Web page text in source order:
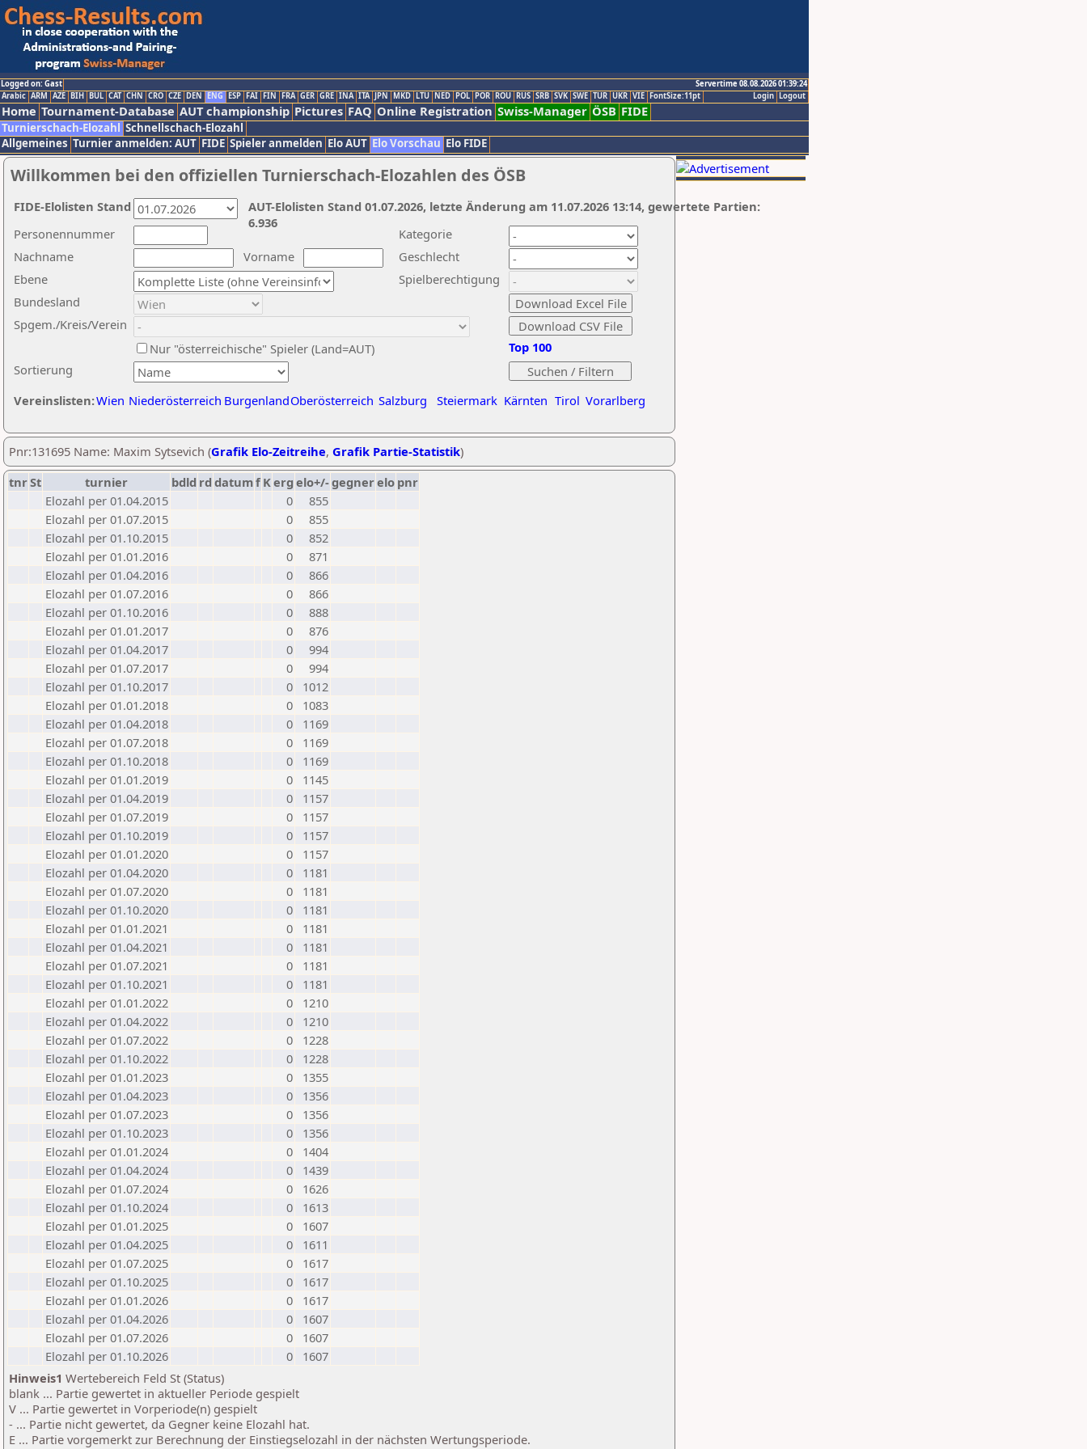
Logged on: Gast
Servertime 08.08.2026 01:39:24
Logout
Login
Arabic ARM AZE BIH BUL CAT CHN CRO CZE DEN ENG ESP FAI FIN FRA GER GRE INA ITA JPN MKD LTU NED POL POR ROU RUS SRB SVK SWE TUR UKR VIE FontSize:11pt
Home Tournament-Database AUT championship Pictures FAQ Online Registration Swiss-Manager ÖSB FIDE
Turnierschach-Elozahl Schnellschach-Elozahl
Allgemeines Turnier anmelden: AUT FIDE Spieler anmelden Elo AUT Elo Vorschau Elo FIDE
Willkommen bei den offiziellen Turnierschach-Elozahlen des ÖSB
Nachname
Vorname
Ebene
Kategorie
Sortierung
Personennummer
Bundesland
Spgem./Kreis/Verein
Geschlecht
Nur "österreichische" Spieler (Land=AUT)
Spielberechtigung
Vereinslisten:Wien Niederösterreich BurgenlandOberösterreich Salzburg Steiermark Kärnten Tirol Vorarlberg
Top 100
AUT-Elolisten Stand 01.07.2026, letzte Änderung am 11.07.2026 13:14, gewertete Partien:
6.936
FIDE-Elolisten Stand
Pnr:131695 Name: Maxim Sytsevich (Grafik Elo-Zeitreihe, Grafik Partie-Statistik)
tnrSt turnier bdld rd datumf Kerg elo+/-gegnerelo pnr
Elozahl per 01.04.2015
0
855
Elozahl per 01.07.2015
0
855
Elozahl per 01.10.2015
0
852
Elozahl per 01.01.2016
0
871
Elozahl per 01.04.2016
0
866
Elozahl per 01.07.2016
0
866
Elozahl per 01.10.2016
0
888
Elozahl per 01.01.2017
0
876
Elozahl per 01.04.2017
0
994
Elozahl per 01.07.2017
0
994
Elozahl per 01.10.2017
0
1012
Elozahl per 01.01.2018
0
1083
Elozahl per 01.04.2018
0
1169
Elozahl per 01.07.2018
0
1169
Elozahl per 01.10.2018
0
1169
Elozahl per 01.01.2019
0
1145
Elozahl per 01.04.2019
0
1157
Elozahl per 01.07.2019
0
1157
Elozahl per 01.10.2019
0
1157
Elozahl per 01.01.2020
0
1157
Elozahl per 01.04.2020
0
1181
Elozahl per 01.07.2020
0
1181
Elozahl per 01.10.2020
0
1181
Elozahl per 01.01.2021
0
1181
Elozahl per 01.04.2021
0
1181
Elozahl per 01.07.2021
0
1181
Elozahl per 01.10.2021
0
1181
Elozahl per 01.01.2022
0
1210
Elozahl per 01.04.2022
0
1210
Elozahl per 01.07.2022
0
1228
Elozahl per 01.10.2022
0
1228
Elozahl per 01.01.2023
0
1355
Elozahl per 01.04.2023
0
1356
Elozahl per 01.07.2023
0
1356
Elozahl per 01.10.2023
0
1356
Elozahl per 01.01.2024
0
1404
Elozahl per 01.04.2024
0
1439
Elozahl per 01.07.2024
0
1626
Elozahl per 01.10.2024
0
1613
Elozahl per 01.01.2025
0
1607
Elozahl per 01.04.2025
0
1611
Elozahl per 01.07.2025
0
1617
Elozahl per 01.10.2025
0
1617
Elozahl per 01.01.2026
0
1617
Elozahl per 01.04.2026
0
1607
Elozahl per 01.07.2026
0
1607
Elozahl per 01.10.2026
0
1607
Hinweis1 Wertebereich Feld St (Status)
blank ... Partie gewertet in aktueller Periode gespielt
V ... Partie gewertet in Vorperiode(n) gespielt
- ... Partie nicht gewertet, da Gegner keine Elozahl hat.
E ... Partie vorgemerkt zur Berechnung der Einstiegselozahl in der nächsten Wertungsperiode.